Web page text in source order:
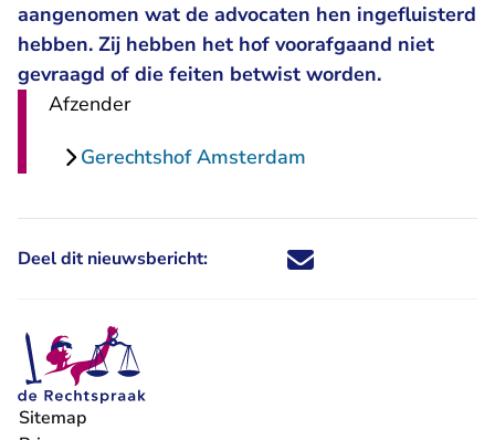
aangenomen wat de advocaten hen ingefluisterd
hebben. Zij hebben het hof voorafgaand niet
gevraagd of die feiten betwist worden.
Afzender
Gerechtshof Amsterdam
Deel dit nieuwsbericht: Deel dit nieuwsbericht via X -
Deel dit nieuwsbericht via
Deel dit nieuwsbericht
Deel dit
Sitemap